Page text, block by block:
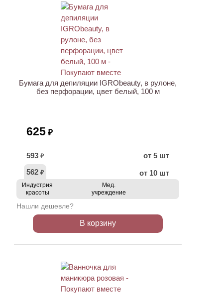
Бумага для депиляции IGRObeauty, в рулоне,
без перфорации, цвет белый, 100 м
625 ₽
593 ₽
от 5 шт
562 ₽ от 10 шт
Индустрия
красоты
Мед.
учреждение
Нашли дешевле?
В корзину